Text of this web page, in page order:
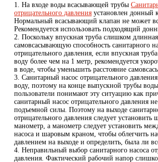
1. На входе воды всасывающей трубы
отрицательного давления установлен донный
Нормальный всасывающий клапан не может
Рекомендуется использовать подходящий
2. Поскольку впускная труба слишком
самовсасывающую способность санитарного
отрицательного давления, если впускная
воду более чем на 1 метр, рекомендуется
в воде, чтобы уменьшить расстояние
3. Санитарный насос отрицательного
воду, поэтому на конце выпускной трубы
пользователи понимают эту ситуацию как
санитарный насос отрицательного давления
подъемной силы. Поэтому на выходе
отрицательного давления следует установить
манометр, а манометр следует установить
насоса и шаровым краном, чтобы облегчить
давлением на выходе и определить, была ли
4. Неправильный выбор санитарного насоса
давления. Фактический рабочий напор